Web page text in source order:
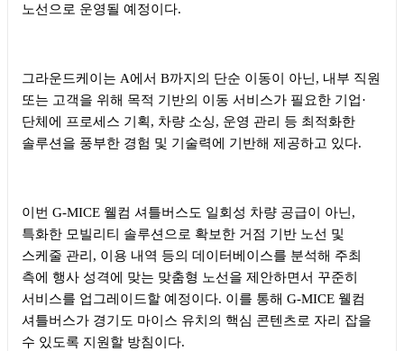
노선으로 운영될 예정이다.
그라운드케이는 A에서 B까지의 단순 이동이 아닌 , 내부 직원
또는 고객을 위해 목적 기반의 이동 서비스가 필요한 기업·
단체에 프로세스 기획, 차량 소싱, 운영 관리 등 최적화한
솔루션을 풍부한 경험 및 기술력에 기반해 제공하고 있다.
이번 G-MICE 웰컴 셔틀버스도 일회성 차량 공급이 아닌,
특화한 모빌리티 솔루션으로 확보한 거점 기반 노선 및
스케줄 관리 , 이용 내역 등의 데이터베이스를 분석해 주최
측에 행사 성격에 맞는 맞춤형 노선을 제안하면서 꾸준히
서비스를 업그레이드할 예정이다. 이를 통해 G-MICE 웰컴
셔틀버스가 경기도 마이스 유치의 핵심 콘텐츠로 자리 잡을
수 있도록 지원할 방침이다.